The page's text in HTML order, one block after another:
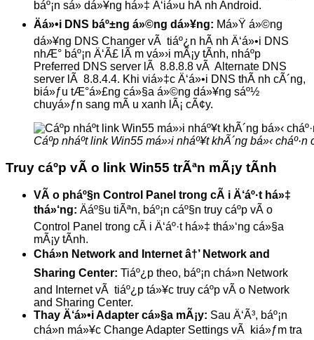
báº¡n sá»­ dá»¥ng há»‡ Ä‘iá»u hÃ nh Android.
Äá»•i DNS báº±ng á»©ng dá»¥ng: Má»Ÿ á»©ng
dá»¥ng DNS Changer vÃ tiáº¿n hÃ nh Ä‘á»•i DNS
nhÆ° báº¡n Ä‘Ã£ lÃ m vá»›i mÃ¡y tÃ­nh, nháº­p
Preferred DNS server lÃ 8.8.8.8 vÃ Alternate DNS
server lÃ 8.8.4.4. Khi viá»‡c Ä‘á»•i DNS thÃ nh cÃ´ng,
biá»ƒu tÆ°á»£ng cá»§a á»©ng dá»¥ng sáº½
chuyá»ƒn sang mÃ u xanh lÃ¡ cÃ¢y.
Cáº­p nháº­t link Win55 má»›i nháº¥t khÃ´ng bá»‹
Truy cáº­p vÃ o link Win55 trÃªn mÃ¡y tÃ­nh
VÃ o pháº§n Control Panel trong cÃ i Ä‘áº·t há»‡
thá»‘ng: Äáº§u tiÃªn, báº¡n cáº§n truy cáº­p vÃ o
Control Panel trong cÃ i Ä‘áº·t há»‡ thá»‘ng cá»§a
mÃ¡y tÃ­nh.
Chá»n Network and Internet â†’ Network and
Sharing Center: Tiáº¿p theo, báº¡n chá»n Network
and Internet vÃ tiáº¿p tá»¥c truy cáº­p vÃ o Network
and Sharing Center.
Thay Ä‘á»•i Adapter cá»§a mÃ¡y: Sau Ä‘Ã³, báº¡n
chá»n má»¥c Change Adapter Settings vÃ kiá»ƒm tra